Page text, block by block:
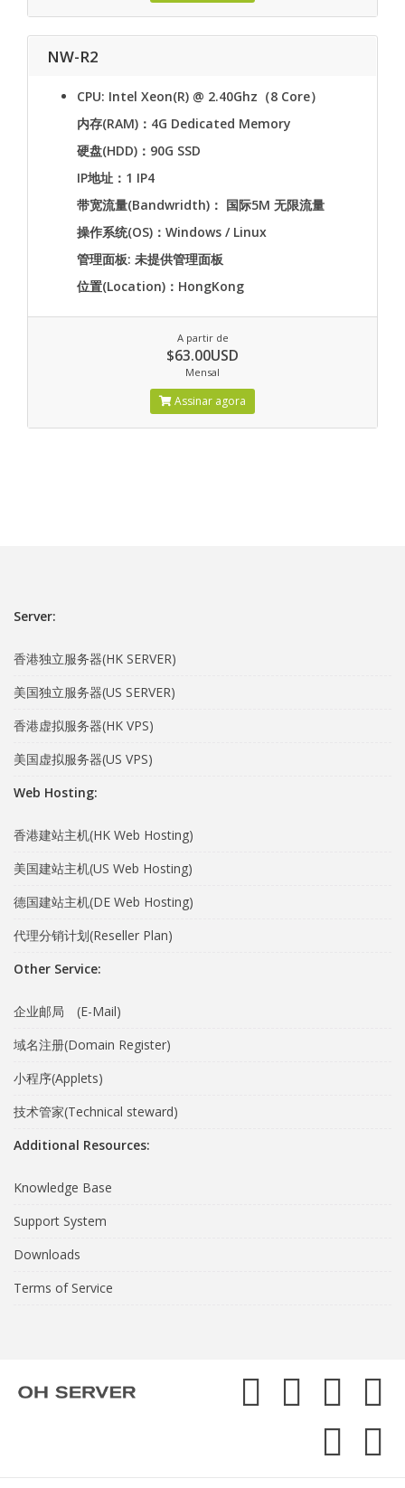
NW-R2
CPU: Intel Xeon(R) @ 2.40Ghz（8 Core）
内存(RAM)：4G Dedicated Memory
硬盘(HDD)：90G SSD
IP地址：1 IP4
带宽流量(Bandwridth)： 国际5M 无限流量
操作系统(OS)：Windows / Linux
管理面板: 未提供管理面板
位置(Location)：HongKong
A partir de
$63.00USD
Mensal
Assinar agora
Server:
香港独立服务器(HK SERVER)
美国独立服务器(US SERVER)
香港虚拟服务器(HK VPS)
美国虚拟服务器(US VPS)
Web Hosting:
香港建站主机(HK Web Hosting)
美国建站主机(US Web Hosting)
德国建站主机(DE Web Hosting)
代理分销计划(Reseller Plan)
Other Service:
企业邮局 (E-Mail)
域名注册(Domain Register)
小程序(Applets)
技术管家(Technical steward)
Additional Resources:
Knowledge Base
Support System
Downloads
Terms of Service